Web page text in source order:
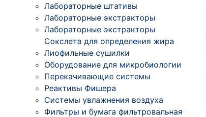
Лабораторные штативы
Лабораторные экстракторы
Лабораторные экстракторы
Сокслета для определения жира
Лиофильные сушилки
Оборудование для микробиологии
Перекачивающие системы
Реактивы Фишера
Системы увлажнения воздуха
Фильтры и бумага фильтровальная